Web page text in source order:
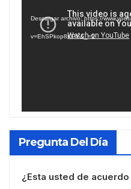
vídeo
Descargar archivo: https://
v=EhSPkop8KPY&_=1
Pregunta Del Día
¿Esta usted de